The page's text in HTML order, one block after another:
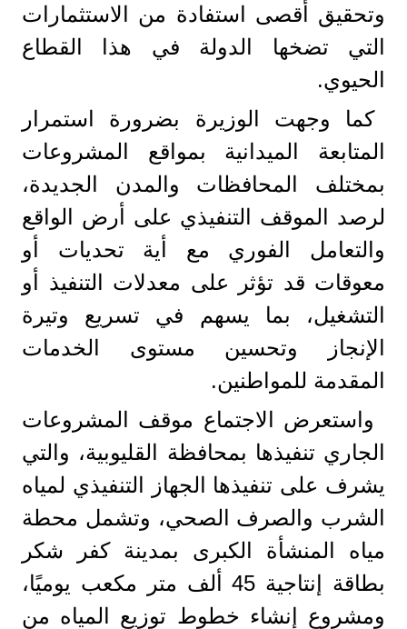
وتحقيق أقصى استفادة من الاستثمارات
التي تضخها الدولة في هذا القطاع
الحيوي.
كما وجهت الوزيرة بضرورة استمرار
المتابعة الميدانية بمواقع المشروعات
بمختلف المحافظات والمدن الجديدة،
لرصد الموقف التنفيذي على أرض الواقع
والتعامل الفوري مع أية تحديات أو
معوقات قد تؤثر على معدلات التنفيذ أو
التشغيل، بما يسهم في تسريع وتيرة
الإنجاز وتحسين مستوى الخدمات
المقدمة للمواطنين.
واستعرض الاجتماع موقف المشروعات
الجاري تنفيذها بمحافظة القليوبية، والتي
يشرف على تنفيذها الجهاز التنفيذي لمياه
الشرب والصرف الصحي، وتشمل محطة
مياه المنشأة الكبرى بمدينة كفر شكر
بطاقة إنتاجية 45 ألف متر مكعب يوميًا،
ومشروع إنشاء خطوط توزيع المياه من